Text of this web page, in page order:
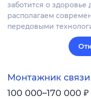
заботится о
располагаем
передовыми
Монтажник
100 000–170 000 ₽